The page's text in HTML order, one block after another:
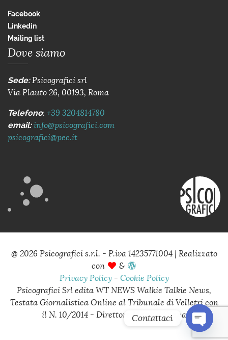
Facebook
Linkedin
Mailing list
Dove siamo
Sede: Psicografici srl
Via Plauto 26, 00193, Roma
Telefono: +39 3204814780
email:info@psicografici.com
psicografici@pec.it
@ 2026 Psicografici s.r.l. - P.iva 14235771004 | Realizzato
con
&
Privacy Policy- Cookie Policy
Psicografici Srl edita WT NEWS Walkie Talkie News,
Testata Giornalistica Online al Tribunale di Velletri con
il N. 10/2014 - Direttore Manuel Diana
Contattaci
Open